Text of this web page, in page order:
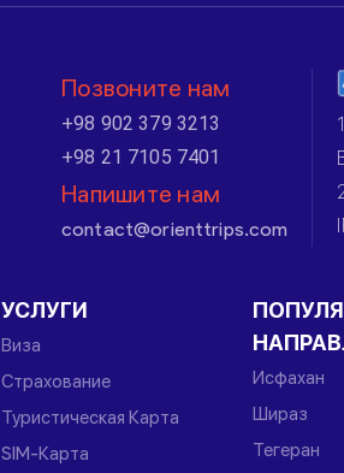
Позвоните нам
+98 902 379 3213
+98 21 7105 7401
Напишите нам
contact@orienttrips.com
УСЛУГИ
Виза
Страхование
Туристическая Карта
SIM-Карта
Исфахан
Шираз
Тегеран